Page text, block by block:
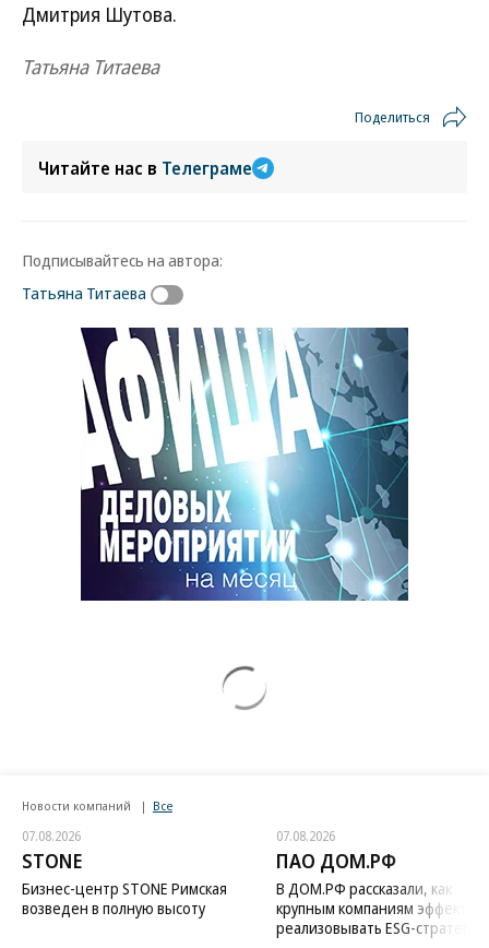
Дмитрия Шутова.
Татьяна Титаева
Поделиться
Читайте нас в Телеграме
Подписывайтесь на автора:
Татьяна Титаева
Новости компаний Все
07.08.2026
STONE
Бизнес-центр STONE Римская
возведен в полную высоту
07.08.2026
ПАО ДОМ.РФ
В ДОМ.РФ рассказали, как
крупным компаниям
реализовывать ESG-стратегию